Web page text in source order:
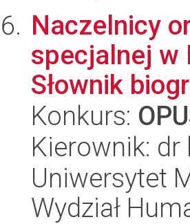
Naczelnicy
specjalnej w
Słownik
Konkurs:
Kierownik:
Uniwersytet
Wydział